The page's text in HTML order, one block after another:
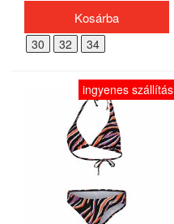
30 32 34
ingyenes szállítás